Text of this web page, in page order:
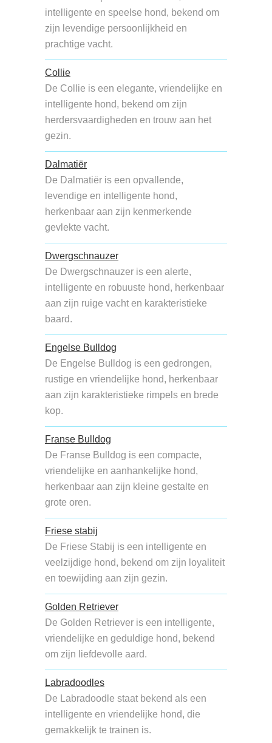
intelligente en speelse hond, bekend om
zijn levendige persoonlijkheid en
prachtige vacht.
Collie
De Collie is een elegante, vriendelijke en
intelligente hond, bekend om zijn
herdersvaardigheden en trouw aan het
gezin.
Dalmatiër
De Dalmatiër is een opvallende,
levendige en intelligente hond,
herkenbaar aan zijn kenmerkende
gevlekte vacht.
Dwergschnauzer
De Dwergschnauzer is een alerte,
intelligente en robuuste hond, herkenbaar
aan zijn ruige vacht en karakteristieke
baard.
Engelse Bulldog
De Engelse Bulldog is een gedrongen,
rustige en vriendelijke hond, herkenbaar
aan zijn karakteristieke rimpels en brede
kop.
Franse Bulldog
De Franse Bulldog is een compacte,
vriendelijke en aanhankelijke hond,
herkenbaar aan zijn kleine gestalte en
grote oren.
Friese stabij
De Friese Stabij is een intelligente en
veelzijdige hond, bekend om zijn loyaliteit
en toewijding aan zijn gezin.
Golden Retriever
De Golden Retriever is een intelligente,
vriendelijke en geduldige hond, bekend
om zijn liefdevolle aard.
Labradoodles
De Labradoodle staat bekend als een
intelligente en vriendelijke hond, die
gemakkelijk te trainen is.